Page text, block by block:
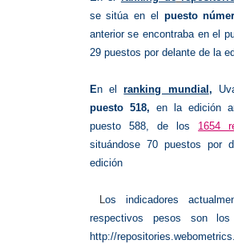
se sitúa en el
puesto
anterior se encontraba en el
29 puestos por delante de la
En elranking mundial ,
puesto 518, en la edición
puesto 588, de los 1654
situándose 70 puestos por
edición
Los indicadores
respectivos pesos son los
http://